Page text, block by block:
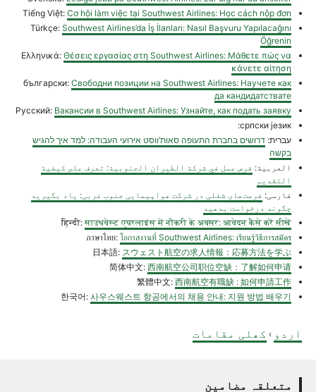
Tiếng Việt: Cơ hội làm việc tại Southwest Airlines: Học cách nộp đơn
Türkçe: Southwest Airlines’da İş İlanları: Nasıl Başvuru Yapılacağını
Öğrenin
Ελληνικά: Θέσεις εργασίας στη Southwest Airlines: Μάθετε πώς να
κάνετε αίτηση
български: Свободни позиции на Southwest Airlines: Научете как
да кандидатствате
Русский: Вакансии в Southwest Airlines: Узнайте, как подать заявку
српски језик:
עברית: דרושים בחברת התעופה סאות’ווסט אירועי העבודה: למד איך להגיש
בקשה
العربية: فرص عمل في شركة الطيران الجنوبية: تعرف على كيفية
التقديم
فارسی: فرصت‌های شغلی در شرکت هواپیمایی جنوب غربی: یاد بگیرید
چگونه درخواست بدهید
हिन्दी:साउथवेस्ट एयरलाइंस में नौकरी के अवसर: आवेदन कैसे करें सीखें
ภาษาไทย: โอกาสงานที่ Southwest Airlines: เรียนรู้วิธีการสมัคร
日本語: スウェスト航空の求人情報：応募方法を学ぶ
简体中文: 西南航空公司职位空缺：了解如何申请
繁體中文: 西南航空有職缺 : 如何申請工作
한국어: 사우스웨스트 항공에서의 채용 안내: 지원 방법 배우기
اردو › کھلی مقامات
متعلقہ مضامین